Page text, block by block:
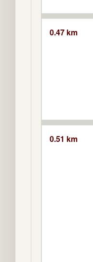
0.47 km
0.51 km